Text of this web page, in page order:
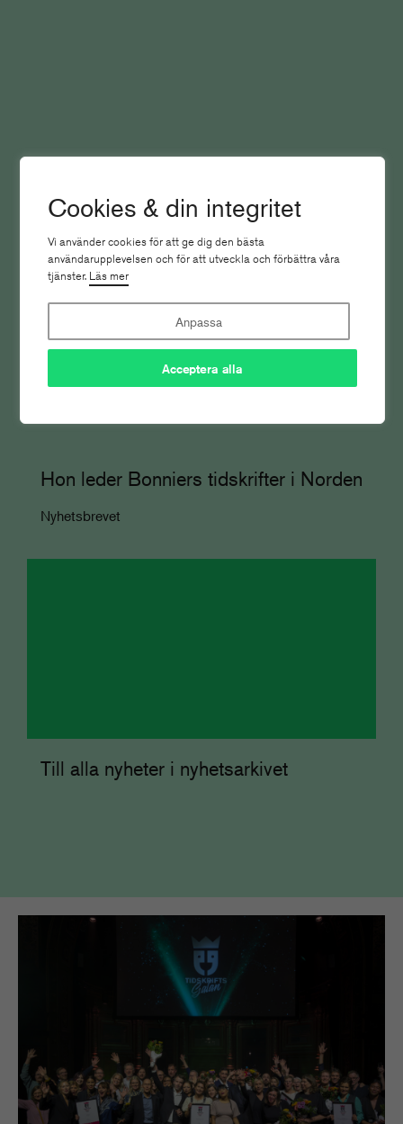
Cookies & din integritet
Vi använder cookies för att ge dig den bästa
användarupplevelsen och för att utveckla och förbättra våra
tjänster. Läs mer
Anpassa
Acceptera alla
Hon leder Bonniers tidskrifter i Norden
Nyhetsbrevet
Till alla nyheter i nyhetsarkivet